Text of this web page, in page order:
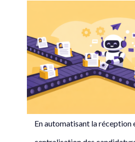
En automatisant la réception